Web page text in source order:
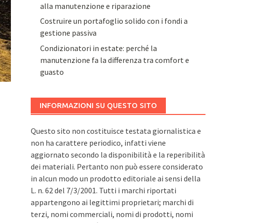
alla manutenzione e riparazione
Costruire un portafoglio solido con i fondi a
gestione passiva
Condizionatori in estate: perché la
manutenzione fa la differenza tra comfort e
guasto
INFORMAZIONI SU QUESTO SITO
Questo sito non costituisce testata giornalistica e
non ha carattere periodico, infatti viene
aggiornato secondo la disponibilità e la reperibilità
dei materiali. Pertanto non può essere considerato
in alcun modo un prodotto editoriale ai sensi della
L. n. 62 del 7/3/2001. Tutti i marchi riportati
appartengono ai legittimi proprietari; marchi di
terzi, nomi commerciali, nomi di prodotti, nomi